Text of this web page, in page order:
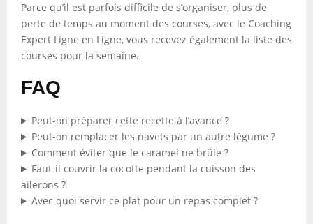
Parce qu’il est parfois difficile de s’organiser, plus de
perte de temps au moment des courses, avec le Coaching
Expert Ligne en Ligne, vous recevez également la liste des
courses pour la semaine.
FAQ
Peut-on préparer cette recette à l’avance ?
Peut-on remplacer les navets par un autre légume ?
Comment éviter que le caramel ne brûle ?
Faut-il couvrir la cocotte pendant la cuisson des
ailerons ?
Avec quoi servir ce plat pour un repas complet ?